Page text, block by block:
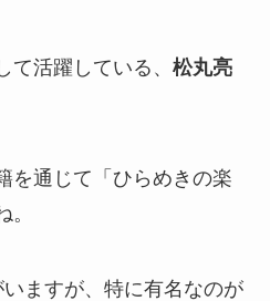
活躍している、 松丸亮
を通じて「ひらめきの楽
ますが、特に有名なのが